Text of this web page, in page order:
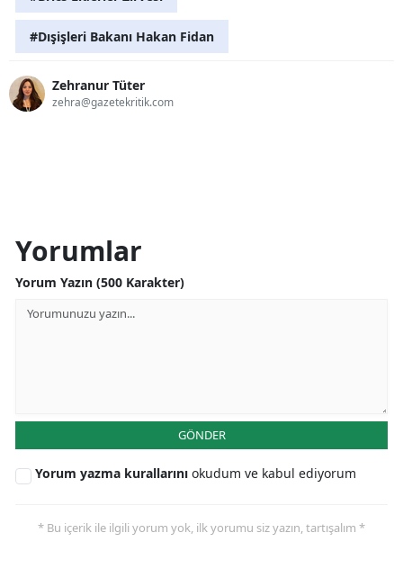
#Dışişleri Bakanı Hakan Fidan
Zehranur Tüter
zehra@gazetekritik.com
Yorumlar
Yorum Yazın (500 Karakter)
GÖNDER
Yorum yazma kurallarını okudum ve kabul ediyorum
* Bu içerik ile ilgili yorum yok, ilk yorumu siz yazın, tartışalım *